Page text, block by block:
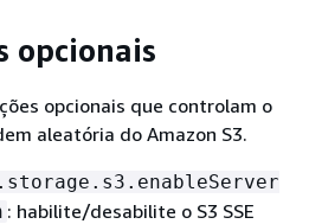
opcionais
opcionais que controlam o
aleatória do Amazon S3.
: habilite/desabilite o S3 SSE